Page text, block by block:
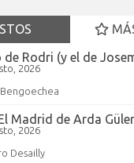
de Rodri (y el de
2026
Madrid de Arda Güler
2026
Desailly